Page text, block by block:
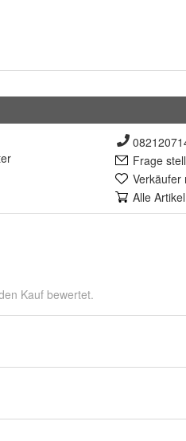
Frage
Verkäufer
Alle Artikel
Kauf bewertet.